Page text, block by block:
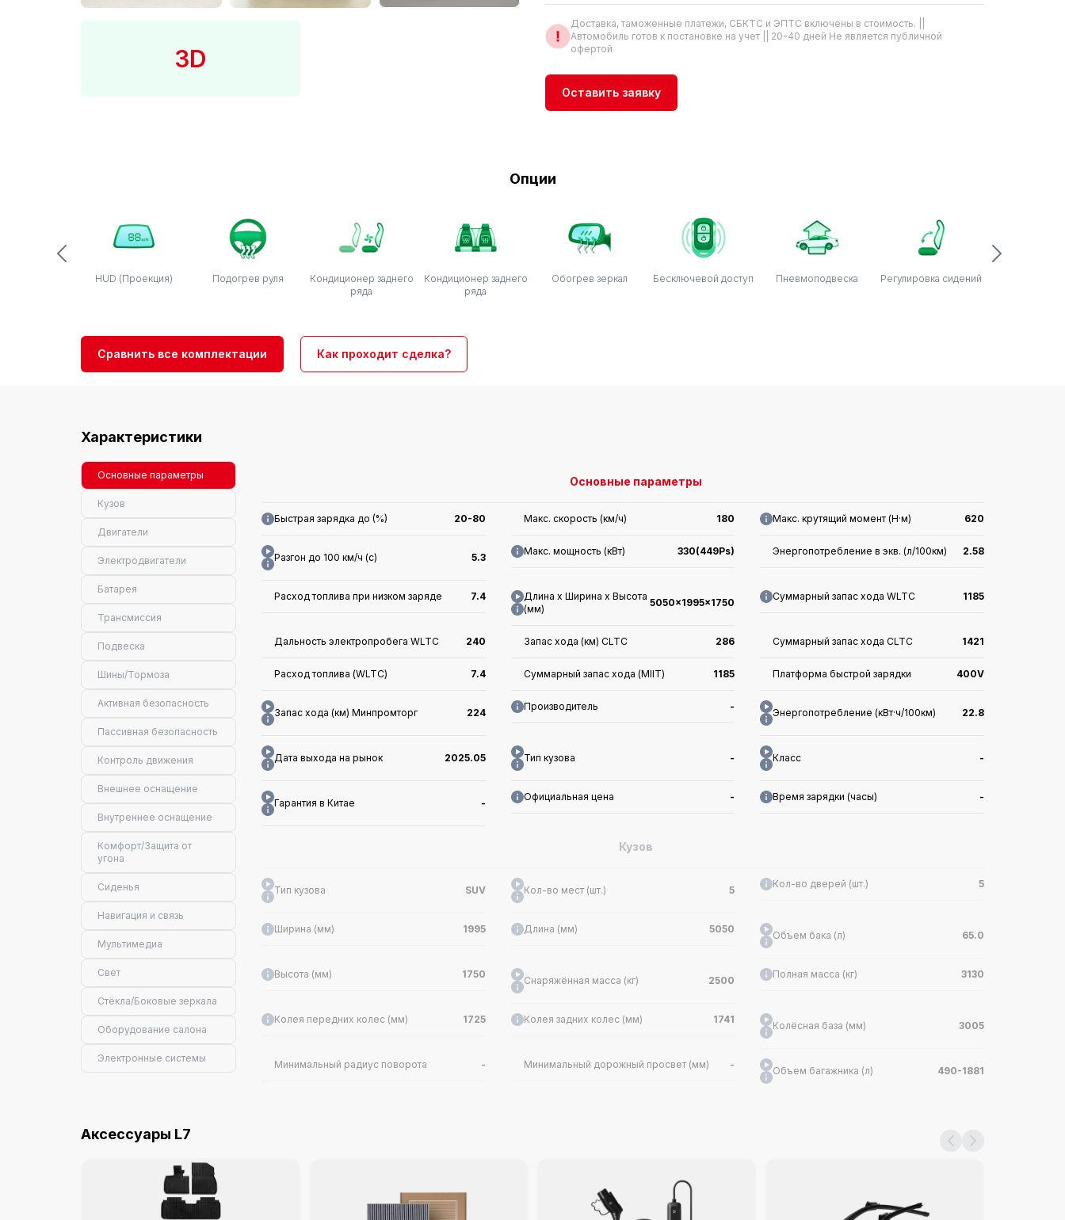
3D
Доставка, таможенные платежи, СБКТС и ЭПТС включены в стоимость. ||
Автомобиль готов к постановке на учет || 20-40 дней Не является публичной
офертой
Оставить заявку
Опции
HUD (Проекция) Подогрев руля
Кондиционер заднего
ряда
Кондиционер заднего
ряда
Обогрев зеркал Бесключевой доступ Пневмоподвеска Регулировка сидений
Сравнить все комплектации Как проходит сделка?
Характеристики
Основные параметры
Кузов
Двигатели
Электродвигатели
Батарея
Трансмиссия
Подвеска
Шины/Тормоза
Активная безопасность
Пассивная безопасность
Контроль движения
Внешнее оснащение
Внутреннее оснащение
Комфорт/Защита от
угона
Сиденья
Навигация и связь
Мультимедиа
Свет
Стёкла/Боковые зеркала
Оборудование салона
Электронные системы
Основные параметры
Быстрая зарядка до (%) 20-80 Макс. скорость (км/ч) 180 Макс. крутящий момент (Н·м) 620
Разгон до 100 км/ч (с) 5.3
Макс. мощность (кВт) 330(449Ps) Энергопотребление в экв. (л/100км) 2.58
Расход топлива при низком заряде 7.4
Длина x Ширина x Высота
(мм)
5050x1995x1750
Суммарный запас хода WLTC 1185
Дальность электропробега WLTC 240 Запас хода (км) CLTC 286 Суммарный запас хода CLTC 1421
Расход топлива (WLTC) 7.4 Суммарный запас хода (MIIT) 1185 Платформа быстрой зарядки 400V
Запас хода (км) Минпромторг 224
Производитель -
Энергопотребление (кВт·ч/100км) 22.8
Дата выхода на рынок 2025.05 Тип кузова - Класс -
Гарантия в Китае -
Официальная цена - Время зарядки (часы) -
Кузов
Тип кузова SUV Кол-во мест (шт.) 5
Кол-во дверей (шт.) 5
Ширина (мм) 1995 Длина (мм) 5050
Объем бака (л) 65.0
Высота (мм) 1750
Снаряжённая масса (кг) 2500
Полная масса (кг) 3130
Колея передних колес (мм) 1725 Колея задних колес (мм) 1741
Колёсная база (мм) 3005
Минимальный радиус поворота - Минимальный дорожный просвет (мм) -
Объем багажника (л) 490-1881
Кол-во цилиндров (шт.)
Аксессуары L7